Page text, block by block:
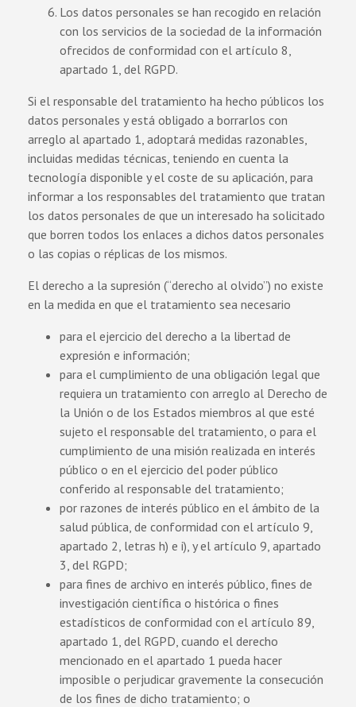
Los datos personales se han recogido en relación
con los servicios de la sociedad de la información
ofrecidos de conformidad con el artículo 8,
apartado 1, del RGPD.
Si el responsable del tratamiento ha hecho públicos los
datos personales y está obligado a borrarlos con
arreglo al apartado 1, adoptará medidas razonables,
incluidas medidas técnicas, teniendo en cuenta la
tecnología disponible y el coste de su aplicación, para
informar a los responsables del tratamiento que tratan
los datos personales de que un interesado ha solicitado
que borren todos los enlaces a dichos datos personales
o las copias o réplicas de los mismos.
El derecho a la supresión (“derecho al olvido”) no existe
en la medida en que el tratamiento sea necesario
para el ejercicio del derecho a la libertad de
expresión e información;
para el cumplimiento de una obligación legal que
requiera un tratamiento con arreglo al Derecho de
la Unión o de los Estados miembros al que esté
sujeto el responsable del tratamiento, o para el
cumplimiento de una misión realizada en interés
público o en el ejercicio del poder público
conferido al responsable del tratamiento;
por razones de interés público en el ámbito de la
salud pública, de conformidad con el artículo 9,
apartado 2, letras h) e i), y el artículo 9, apartado
3, del RGPD;
para fines de archivo en interés público, fines de
investigación científica o histórica o fines
estadísticos de conformidad con el artículo 89,
apartado 1, del RGPD, cuando el derecho
mencionado en el apartado 1 pueda hacer
imposible o perjudicar gravemente la consecución
de los fines de dicho tratamiento; o